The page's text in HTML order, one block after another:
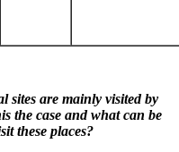
sites are mainly visited by
the case and what can be
these places?